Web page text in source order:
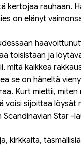
kertojaa rauhaan.
on elänyt
toisistaan ja
mitä kaikkea
se on häneltä
Kurt miettii, miten
sijoittaa löysät
Scandinavian Star -
kirkkaita,